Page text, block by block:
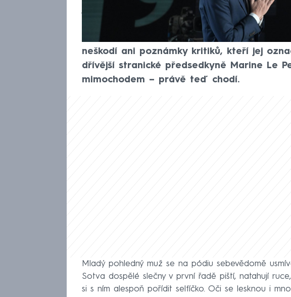
jinoch, který vyrůstal v osmém patře
čtvrti. Hvězda sociálních sítí, miláček
imigraci, byť má sám přistěhovalecké
neškodí ani poznámky kritiků, kteří jej
dřívější stranické předsedkyně Marine Le
mimochodem – právě teď chodí.
Mladý pohledný muž se na pódiu sebevědomě
Sotva dospělé slečny v první řadě piští, natahují
si s ním alespoň pořídit selfíčko. Oči se lesknou i